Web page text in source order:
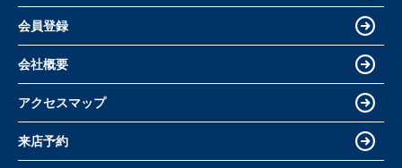
会員登録
会社概要
アクセスマップ
来店予約